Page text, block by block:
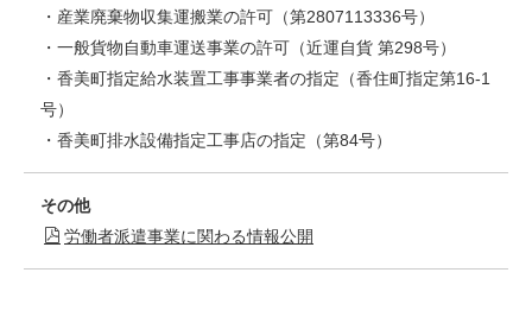
・産業廃棄物収集運搬業の許可（第2807113336号）
・一般貨物自動車運送事業の許可（近運自貨 第298号）
・香美町指定給水装置工事事業者の指定（香住町指定第16-1
号）
・香美町排水設備指定工事店の指定（第84号）
その他
労働者派遣事業に関わる情報公開